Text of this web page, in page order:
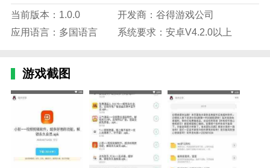
洋葱软件库亮点
1.洋葱软件库是一款应用资源丰富的软件。用户是否需
当前版本：1.0.0
开发商：谷得游戏公司
应用语言：多国语言
系统要求：安卓V4.2.0以上
游戏截图